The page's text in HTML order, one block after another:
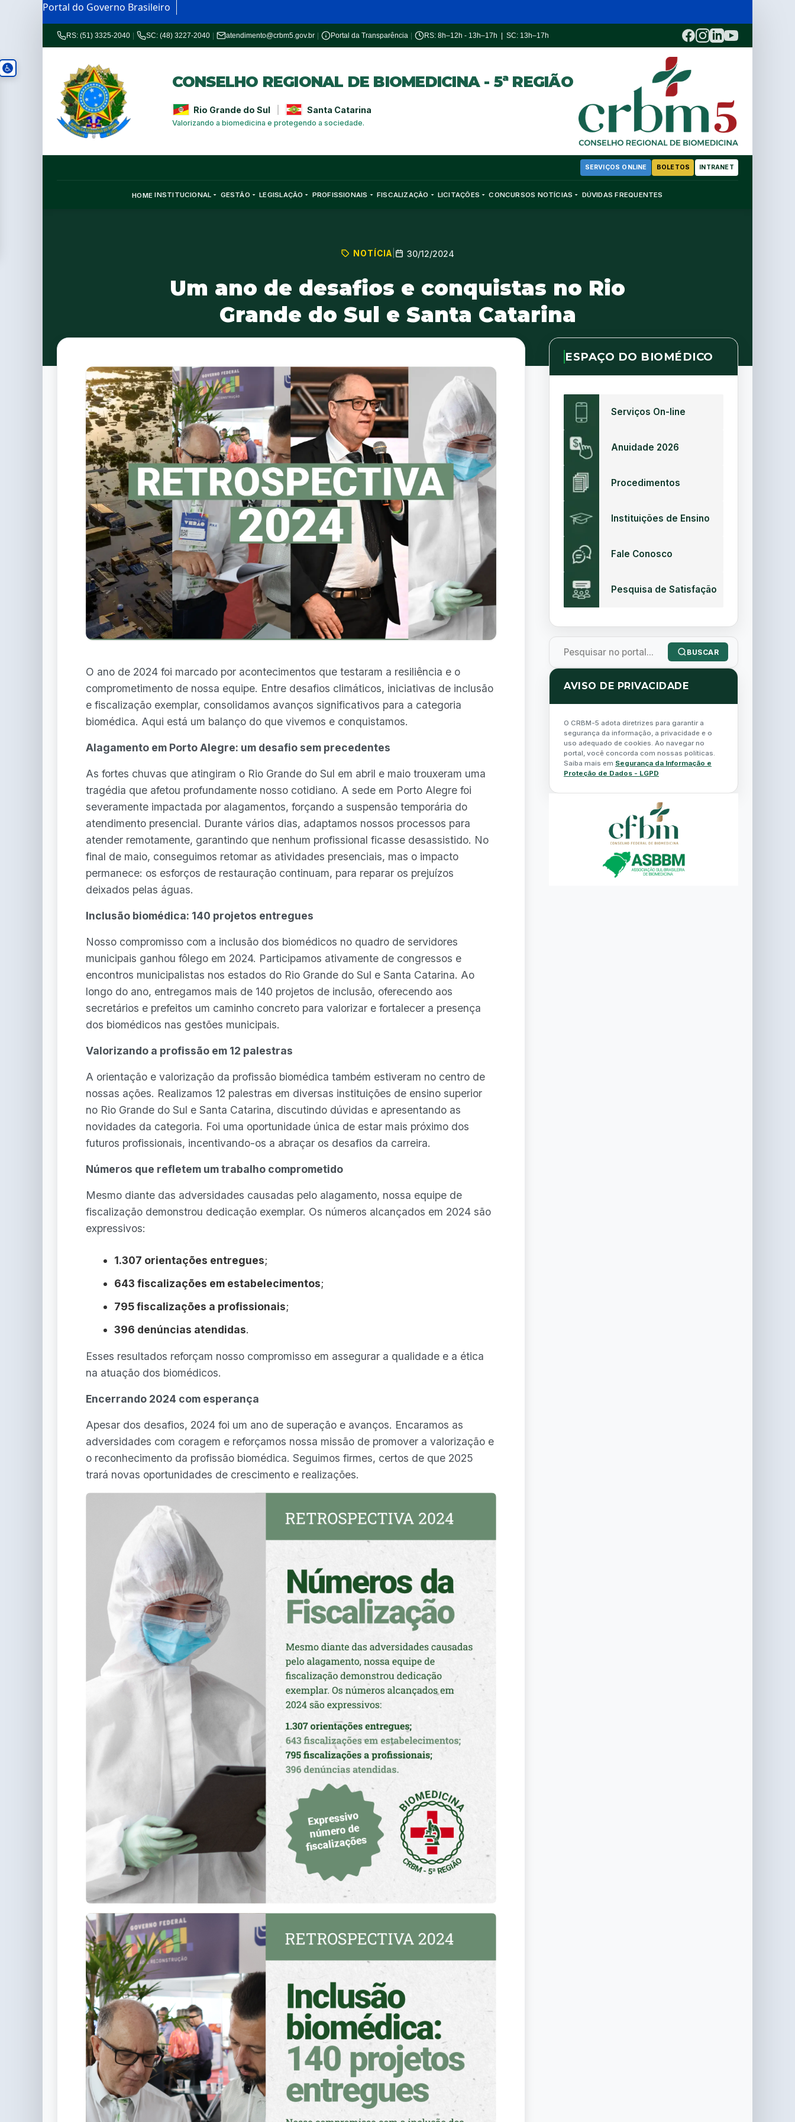
Portal do Governo Brasileiro
RS: (51) 3325-2040 | SC: (48) 3227-2040 | atendimento@crbm5.gov.br | Portal da Transparência | RS: 8h–12h - 13h–17h | SC: 13h–17h
CONSELHO REGIONAL DE BIOMEDICINA - 5ª REGIÃO
Rio Grande do Sul Santa Catarina
Valorizando a biomedicina e protegendo a sociedade.
SERVIÇOS ONLINE BOLETOS INTRANET
HOME INSTITUCIONAL GESTÃO LEGISLAÇÃO PROFISSIONAIS FISCALIZAÇÃO LICITAÇÕES CONCURSOS NOTÍCIAS DÚVIDAS FREQUENTES
NOTÍCIA 30/12/2024
Um ano de desafios e conquistas no Rio
Grande do Sul e Santa Catarina
O ano de 2024 foi marcado por acontecimentos que testaram a resiliência e o
comprometimento de nossa equipe. Entre desafios climáticos, iniciativas de inclusão
e fiscalização exemplar, consolidamos avanços significativos para a categoria
biomédica. Aqui está um balanço do que vivemos e conquistamos.
Alagamento em Porto Alegre: um desafio sem precedentes
As fortes chuvas que atingiram o Rio Grande do Sul em abril e maio trouxeram uma
tragédia que afetou profundamente nosso cotidiano. A sede em Porto Alegre foi
severamente impactada por alagamentos, forçando a suspensão temporária do
atendimento presencial. Durante vários dias, adaptamos nossos processos para
atender remotamente, garantindo que nenhum profissional ficasse desassistido. No
final de maio, conseguimos retomar as atividades presenciais, mas o impacto
permanece: os esforços de restauração continuam, para reparar os prejuízos
deixados pelas águas.
Inclusão biomédica: 140 projetos entregues
Nosso compromisso com a inclusão dos biomédicos no quadro de servidores
municipais ganhou fôlego em 2024. Participamos ativamente de congressos e
encontros municipalistas nos estados do Rio Grande do Sul e Santa Catarina. Ao
longo do ano, entregamos mais de 140 projetos de inclusão, oferecendo aos
secretários e prefeitos um caminho concreto para valorizar e fortalecer a presença
dos biomédicos nas gestões municipais.
Valorizando a profissão em 12 palestras
A orientação e valorização da profissão biomédica também estiveram no centro de
nossas ações. Realizamos 12 palestras em diversas instituições de ensino superior
no Rio Grande do Sul e Santa Catarina, discutindo dúvidas e apresentando as
novidades da categoria. Foi uma oportunidade única de estar mais próximo dos
futuros profissionais, incentivando-os a abraçar os desafios da carreira.
Números que refletem um trabalho comprometido
Mesmo diante das adversidades causadas pelo alagamento, nossa equipe de
fiscalização demonstrou dedicação exemplar. Os números alcançados em 2024 são
expressivos:
1.307 orientações entregues;
643 fiscalizações em estabelecimentos;
795 fiscalizações a profissionais;
396 denúncias atendidas.
Esses resultados reforçam nosso compromisso em assegurar a qualidade e a ética
na atuação dos biomédicos.
Encerrando 2024 com esperança
Apesar dos desafios, 2024 foi um ano de superação e avanços. Encaramos as
adversidades com coragem e reforçamos nossa missão de promover a valorização e
o reconhecimento da profissão biomédica. Seguimos firmes, certos de que 2025
trará novas oportunidades de crescimento e realizações.
ESPAÇO DO BIOMÉDICO
Serviços On-line
Anuidade 2026
Procedimentos
Instituições de Ensino
Fale Conosco
Pesquisa de Satisfação
BUSCAR
AVISO DE PRIVACIDADE
O CRBM-5 adota diretrizes para garantir a
segurança da informação, a privacidade e o
uso adequado de cookies. Ao navegar no
portal, você concorda com nossas políticas.
Saiba mais em Segurança da Informação e
Proteção de Dados - LGPD